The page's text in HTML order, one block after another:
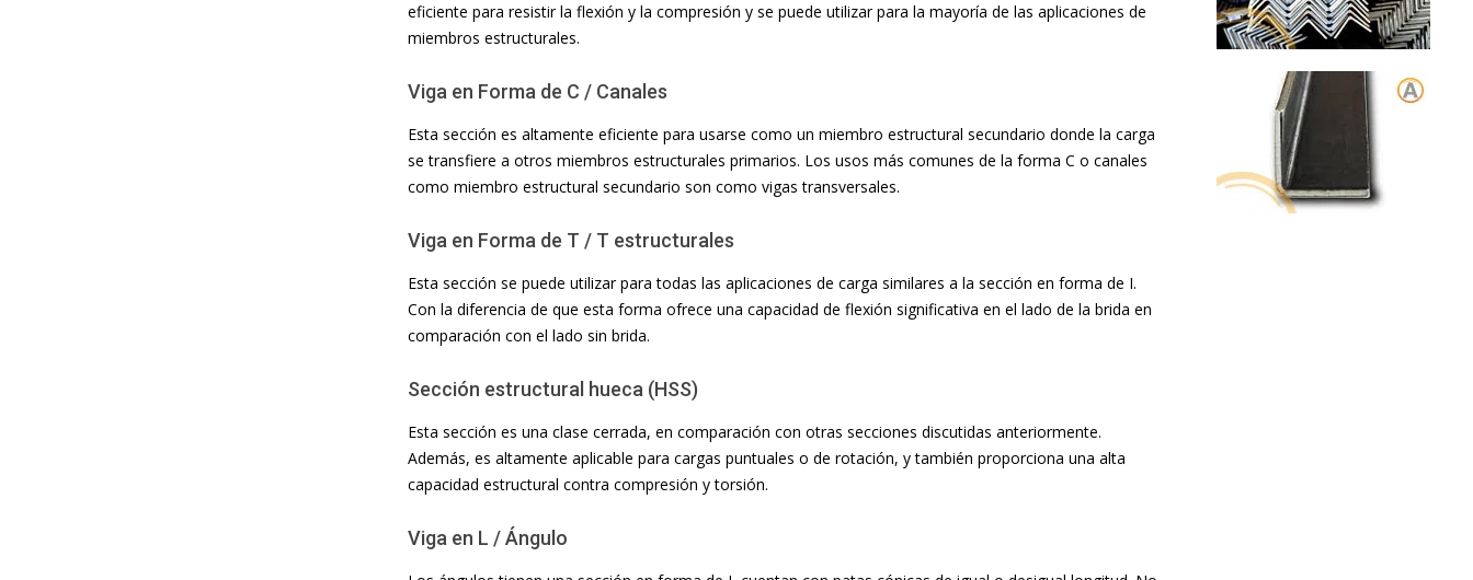
eficiente para resistir la flexión y la compresión y se puede utilizar para la mayoría de las aplicaciones de
miembros estructurales.
Viga en Forma de C / Canales
Esta sección es altamente eficiente para usarse como un miembro estructural secundario donde la carga
se transfiere a otros miembros estructurales primarios. Los usos más comunes de la forma C o canales
como miembro estructural secundario son como vigas transversales.
Viga en Forma de T / T estructurales
Esta sección se puede utilizar para todas las aplicaciones de carga similares a la sección en forma de I.
Con la diferencia de que esta forma ofrece una capacidad de flexión significativa en el lado de la brida en
comparación con el lado sin brida.
Sección estructural hueca (HSS)
Esta sección es una clase cerrada, en comparación con otras secciones discutidas anteriormente.
Además, es altamente aplicable para cargas puntuales o de rotación, y también proporciona una alta
capacidad estructural contra compresión y torsión.
Viga en L / Ángulo